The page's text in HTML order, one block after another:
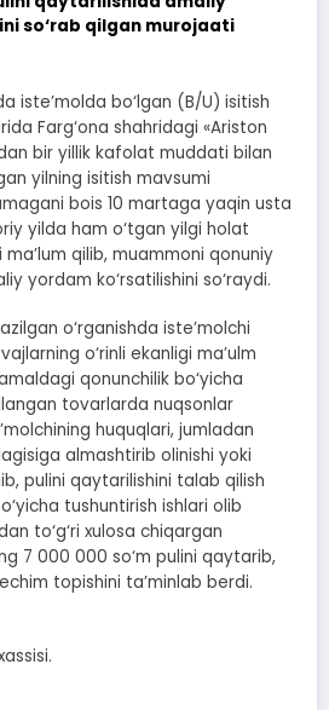
so‘rab qilgan murojaati
iste’molda bo‘lgan (B/U) isitish
Farg‘ona shahridagi «Ariston
bir yillik kafolat muddati bilan
yilning isitish mavsumi
bois 10 martaga yaqin usta
yilda ham o‘tgan yilgi holat
qilib, muammoni qonuniy
yordam ko‘rsatilishini so‘raydi.
o‘rganishda iste’molchi
o‘rinli ekanligi ma’ulm
qonunchilik bo‘yicha
tovarlarda nuqsonlar
huquqlari, jumladan
almashtirib olinishi yoki
pulini qaytarilishini talab qilish
tushuntirish ishlari olib
to‘g‘ri xulosa chiqargan
7 000 000 so‘m pulini qaytarib,
topishini ta’minlab berdi.